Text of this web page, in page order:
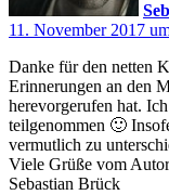
11. November 2017
Danke für den netten
Erinnerungen an den
herevorgerufen hat.
teilgenommen 🙂
vermutlich zu
Viele Grüße vom
Sebastian Brück